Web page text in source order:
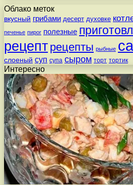
Облако меток
вкусный грибами десерт духовке
печенье пирог полезные
рецепт рецепты рыбные
слоеный суп супа сыром торт тортик
Интересно